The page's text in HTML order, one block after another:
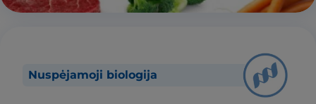
Nuspėjamoji biologija